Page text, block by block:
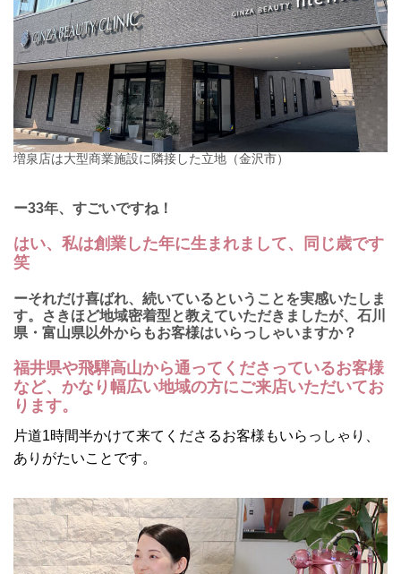
増泉店は大型商業施設に隣接した立地（金沢市）
ー33年、すごいですね！
はい、私は創業した年に生まれまして、同じ歳です
笑
ーそれだけ喜ばれ、続いているということを実感いたしま
す。さきほど地域密着型と教えていただきましたが、石川
県・富山県以外からもお客様はいらっしゃいますか？
福井県や飛騨高山から通ってくださっているお客様
など、かなり幅広い地域の方にご来店いただいてお
ります。
片道1時間半かけて来てくださるお客様もいらっしゃり、
ありがたいことです。